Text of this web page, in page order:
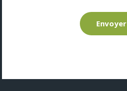
Envoyer